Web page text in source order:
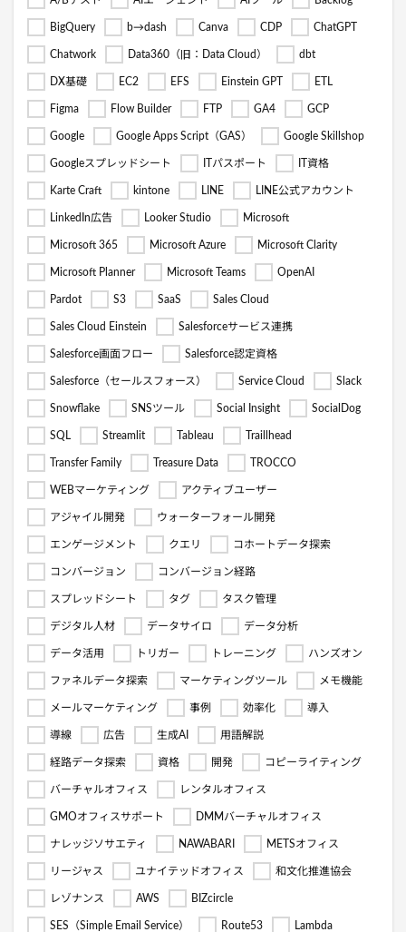
BigQuery b→dash Canva CDP ChatGPT
Chatwork Data360（旧：Data Cloud） dbt
DX基礎 EC2 EFS Einstein GPT ETL
Figma Flow Builder FTP GA4 GCP
Google Google Apps Script（GAS） Google Skillshop
Googleスプレッドシート ITパスポート IT資格
Karte Craft kintone LINE LINE公式アカウント
LinkedIn広告 Looker Studio Microsoft
Microsoft 365 Microsoft Azure Microsoft Clarity
Microsoft Planner Microsoft Teams OpenAI
Pardot S3 SaaS Sales Cloud
Sales Cloud Einstein Salesforceサービス連携
Salesforce画面フロー Salesforce認定資格
Salesforce（セールスフォース） Service Cloud Slack
Snowflake SNSツール Social Insight SocialDog
SQL Streamlit Tableau Traillhead
Transfer Family Treasure Data TROCCO
WEBマーケティング アクティブユーザー
アジャイル開発 ウォーターフォール開発
エンゲージメント クエリ コホートデータ探索
コンバージョン コンバージョン経路
スプレッドシート タグ タスク管理
デジタル人材 データサイロ データ分析
データ活用 トリガー トレーニング ハンズオン
ファネルデータ探索 マーケティングツール メモ機能
メールマーケティング 事例 効率化 導入
導線 広告 生成AI 用語解説
経路データ探索 資格 開発 コピーライティング
バーチャルオフィス レンタルオフィス
GMOオフィスサポート DMMバーチャルオフィス
ナレッジソサエティ NAWABARI METSオフィス
リージャス ユナイテッドオフィス 和文化推進協会
レゾナンス AWS BIZcircle
SES（Simple Email Service） Route53 Lambda